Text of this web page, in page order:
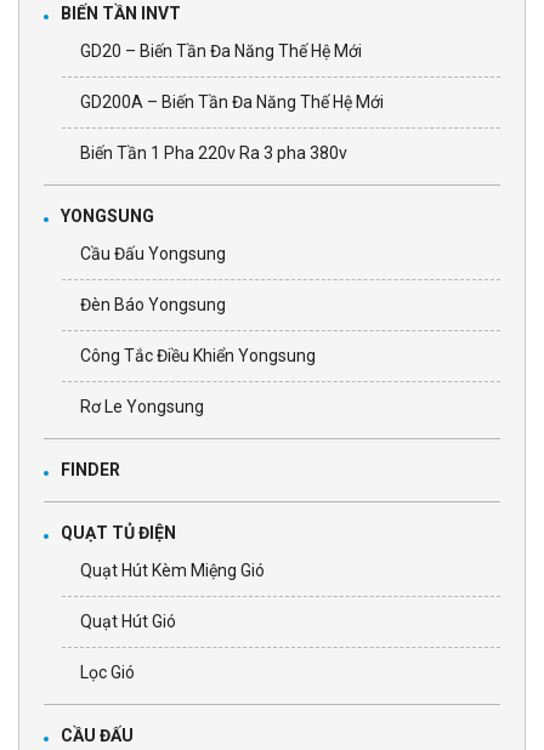
BIẾN TẦN INVT
GD20 – Biến Tần Đa Năng Thế Hệ Mới
GD200A – Biến Tần Đa Năng Thế Hệ Mới
Biến Tần 1 Pha 220v Ra 3 pha 380v
YONGSUNG
Cầu Đấu Yongsung
Đèn Báo Yongsung
Công Tắc Điều Khiển Yongsung
Rơ Le Yongsung
FINDER
QUẠT TỦ ĐIỆN
Quạt Hút Kèm Miệng Gió
Quạt Hút Gió
Lọc Gió
CẦU ĐẤU